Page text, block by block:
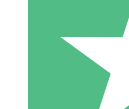
Packs de
Payez à l'utilisation avec des
1